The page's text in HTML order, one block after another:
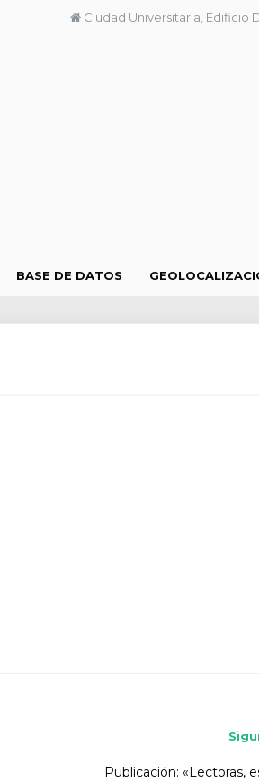
Ciudad Universitaria, Edificio
BASE DE DATOS
Publicación: «Lectoras,